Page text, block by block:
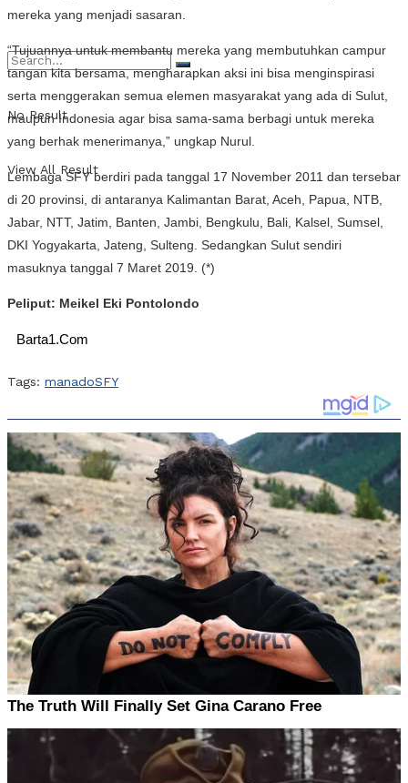
No Result
View All Result
mereka yang menjadi sasaran.
“Tujuannya untuk membantu mereka yang membutuhkan campur
tangan kita bersama, mengharapkan aksi ini bisa menginspirasi
serta menggerakan semua elemen masyarakat yang ada di Sulut,
maupun Indonesia agar bisa sama-sama berbagi untuk mereka
yang berhak menerimanya,” ungkap Nurul.
Lembaga SFY berdiri pada tanggal 17 November 2011 dan tersebar
di 20 provinsi, di antaranya Kalimantan Barat, Aceh, Papua, NTB,
Jabar, NTT, Jatim, Banten, Jambi, Bengkulu, Bali, Kalsel, Sumsel,
DKI Yogyakarta, Jateng, Sulteng. Sedangkan Sulut sendiri
masuknya tanggal 7 Maret 2019. (*)
Peliput: Meikel Eki Pontolondo
Barta1.Com
Tags: manadoSFY